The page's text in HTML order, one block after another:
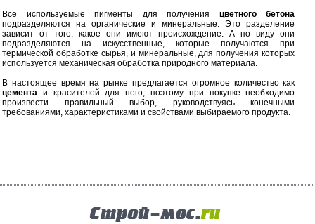
Все используемые пигменты для получения цветного бетона
подразделяются на органические и минеральные. Это разделение
зависит от того, какое они имеют происхождение. А по виду они
подразделяются на искусственные, которые получаются при
термической обработке сырья, и минеральные, для получения которых
используется механическая обработка природного материала.
В настоящее время на рынке предлагается огромное количество как
цемента и красителей для него, поэтому при покупке необходимо
произвести правильный выбор, руководствуясь конечными
требованиями, характеристиками и свойствами выбираемого продукта.